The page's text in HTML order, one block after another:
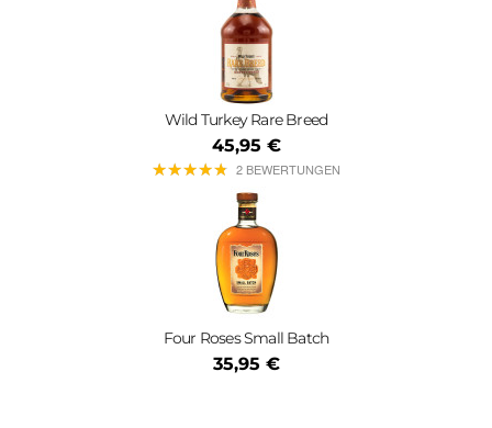
Wild Turkey Rare Breed
45,95 €
★★★★★
★★★★★ 2 BEWERTUNGEN
Four Roses Small Batch
35,95 €